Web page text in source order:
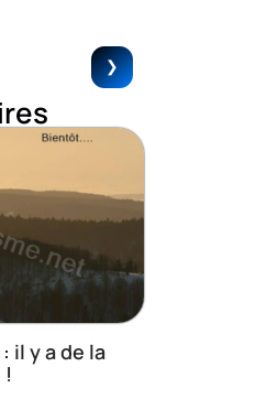
il y a de la